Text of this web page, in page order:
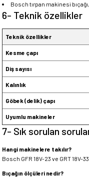
Bosch tırpan makinesi
6- Teknik özellikler
Teknik özellikler
Kesme çapı
Diş sayısı
Kalınlık
Göbek (delik) çapı
Uyumlu makineler
7- Sık sorulan
Hangi makinelere takılır?
Bosch GFR 18V-23 ve GRT 18V-
Bıçağın ölçüleri nedir?